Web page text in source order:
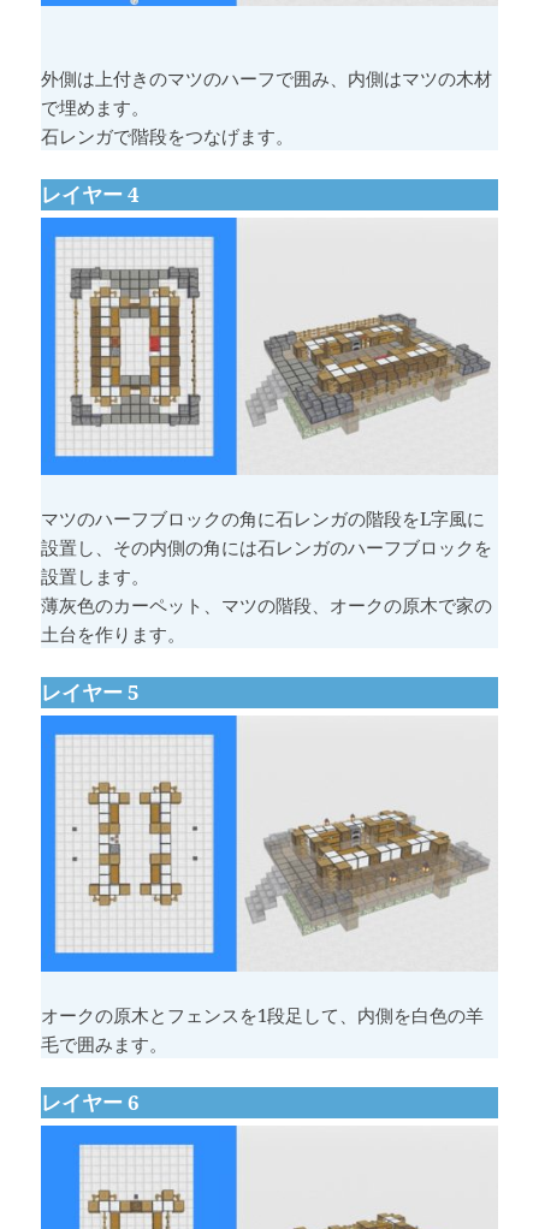
外側は上付きのマツのハーフで囲み、内側はマツの木材
で埋めます。
石レンガで階段をつなげます。
レイヤー 4
マツのハーフブロックの角に石レンガの階段をL字風に
設置し、その内側の角には石レンガのハーフブロックを
設置します。
薄灰色のカーペット、マツの階段、オークの原木で家の
土台を作ります。
レイヤー 5
オークの原木とフェンスを1段足して、内側を白色の羊
毛で囲みます。
レイヤー 6